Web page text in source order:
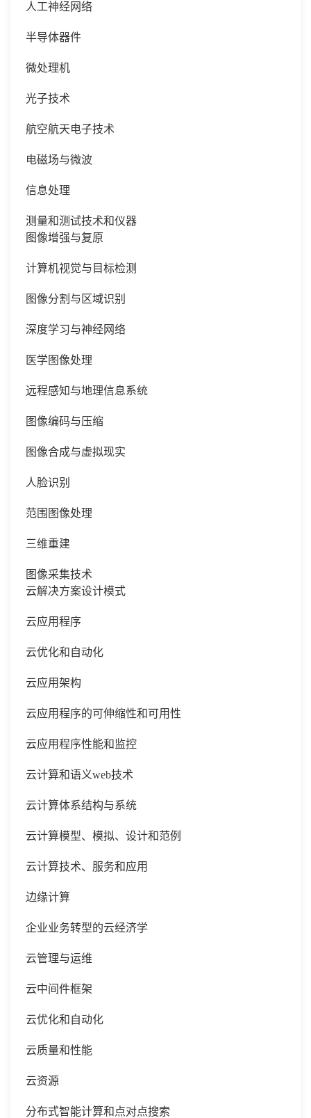
人工神经网络
半导体器件
微处理机
光子技术
航空航天电子技术
电磁场与微波
信息处理
测量和测试技术和仪器
图像增强与复原
计算机视觉与目标检测
图像分割与区域识别
深度学习与神经网络
医学图像处理
远程感知与地理信息系统
图像编码与压缩
图像合成与虚拟现实
人脸识别
范围图像处理
三维重建
图像采集技术
云解决方案设计模式
云应用程序
云优化和自动化
云应用架构
云应用程序的可伸缩性和可用性
云应用程序性能和监控
云计算和语义web技术
云计算体系结构与系统
云计算模型、模拟、设计和范例
云计算技术、服务和应用
边缘计算
企业业务转型的云经济学
云管理与运维
云中间件框架
云优化和自动化
云质量和性能
云资源
分布式智能计算和点对点搜索